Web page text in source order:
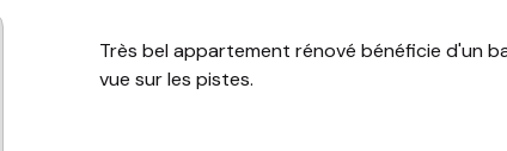
Très bel appartement rénové bénéficie d'un
vue sur les pistes.